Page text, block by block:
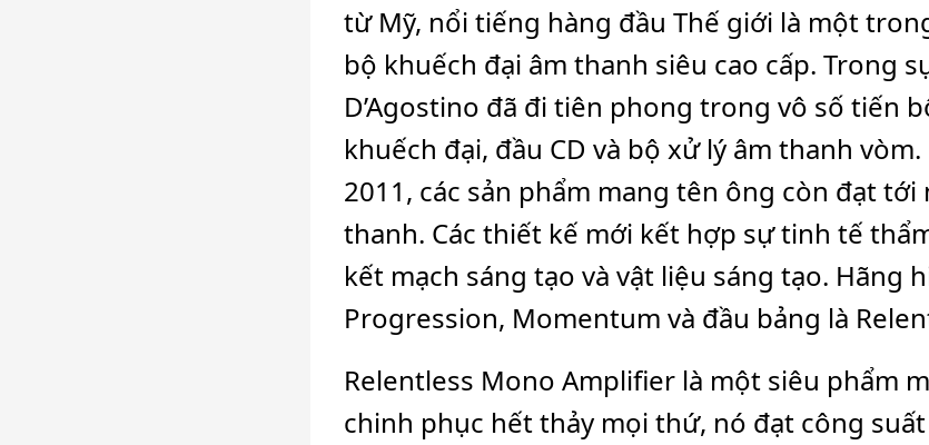
từ Mỹ, nổi tiếng hàng đầu Thế giới là một
bộ khuếch đại âm thanh siêu cao cấp. Trong
D’Agostino đã đi tiên phong trong vô số tiến
khuếch đại, đầu CD và bộ xử lý âm thanh
2011, các sản phẩm mang tên ông còn đạt
thanh. Các thiết kế mới kết hợp sự tinh tế
kết mạch sáng tạo và vật liệu sáng tạo. Hãng
Progression, Momentum và đầu bảng là
Relentless Mono Amplifier là một siêu phẩm
chinh phục hết thảy mọi thứ, nó đạt công